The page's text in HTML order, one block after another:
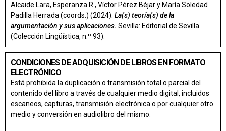
Alcaide Lara, Esperanza R., Víctor Pérez Béjar y María Soledad
Padilla Herrada (coords.) (2024): La(s) teoría(s) de la
argumentación y sus aplicaciones. Sevilla: Editorial de Sevilla
(Colección Lingüística, n.º 93).
CONDICIONES DE ADQUISICIÓN DE LIBROS EN FORMATO
ELECTRÓNICO
Está prohibida la duplicación o transmisión total o parcial del
contenido del libro a través de cualquier medio digital, incluidos
escaneos, capturas, transmisión electrónica o por cualquier otro
medio y conversión en audiolibro del mismo.